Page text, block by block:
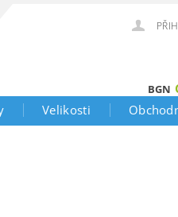
BGN
Velikosti